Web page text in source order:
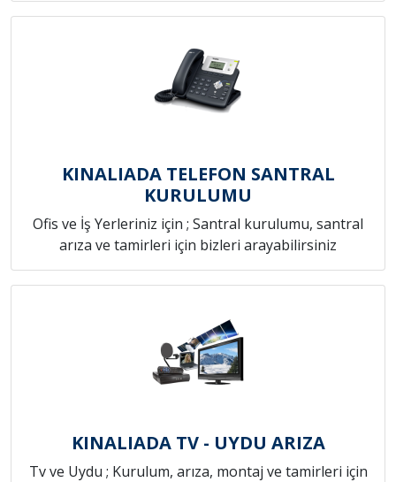
KINALIADA TELEFON SANTRAL
KURULUMU
Ofis ve İş Yerleriniz için ; Santral kurulumu, santral
arıza ve tamirleri için bizleri arayabilirsiniz
KINALIADA TV - UYDU ARIZA
Tv ve Uydu ; Kurulum, arıza, montaj ve tamirleri için